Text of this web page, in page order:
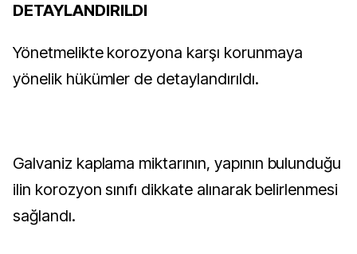
DETAYLANDIRILDI
Yönetmelikte korozyona karşı korunmaya
yönelik hükümler de detaylandırıldı.
Galvaniz kaplama miktarının, yapının bulunduğu
ilin korozyon sınıfı dikkate alınarak belirlenmesi
sağlandı.